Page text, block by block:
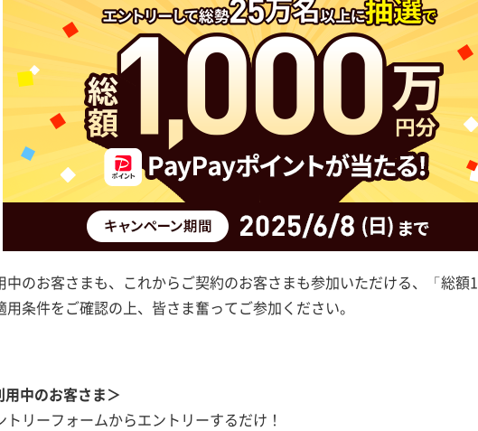
中のお客さまも、これからご契約のお客さまも参加いただける、「総額
条件をご確認の上、皆さま奮ってご参加ください。
中のお客さま＞
リーフォームからエントリーするだけ！